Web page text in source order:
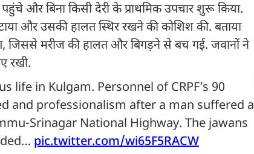
और बिना किसी देरी के प्राथमिक उपचार शुरू किया.
और उसकी हालत स्थिर रखने की कोशिश की. बताया
जिससे मरीज की हालत और बिगड़ने से बच गई. जवानों ने
रखी.
life in Kulgam. Personnel of CRPF’s 90
and professionalism after a man suffered a
Srinagar National Highway. The jawans
pic.twitter.com/wi65F5RACW